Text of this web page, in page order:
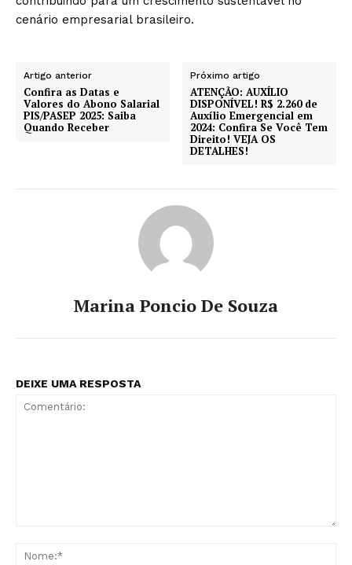
cenário empresarial brasileiro.
Artigo anterior
Confira as Datas e
Valores do Abono Salarial
PIS/PASEP 2025: Saiba
Quando Receber
Próximo artigo
ATENÇÃO: AUXÍLIO
DISPONÍVEL! R$ 2.260 de
Auxílio Emergencial em
2024: Confira Se Você Tem
Direito! VEJA OS
DETALHES!
Marina Poncio De Souza
DEIXE UMA RESPOSTA